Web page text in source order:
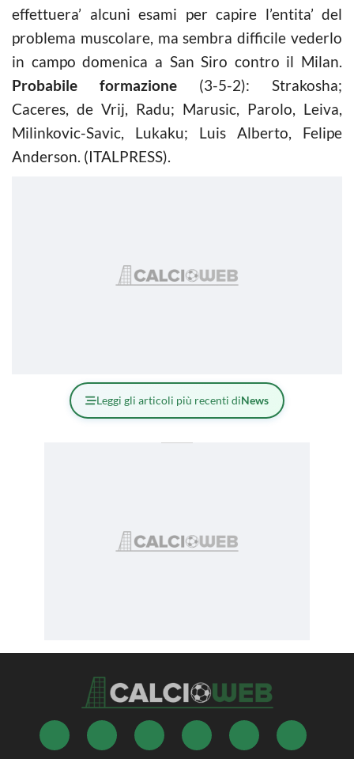
effettuera’ alcuni esami per capire l’entita’ del
problema muscolare, ma sembra difficile vederlo
in campo domenica a San Siro contro il Milan.
Probabile formazione (3-5-2): Strakosha;
Caceres, de Vrij, Radu; Marusic, Parolo, Leiva,
Milinkovic-Savic, Lukaku; Luis Alberto, Felipe
Anderson. (ITALPRESS).
Leggi gli articoli più recenti diNews